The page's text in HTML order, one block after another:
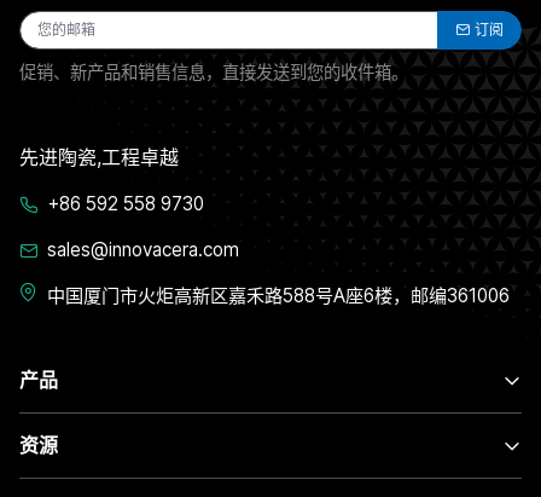
产品
资源
订阅
促销、新产品和销售信息，直接发送到您的收件箱。
先进陶瓷,工程卓越
+86 592 558 9730
sales@innovacera.com
中国厦门市火炬高新区嘉禾路588号A座6楼，邮编361006